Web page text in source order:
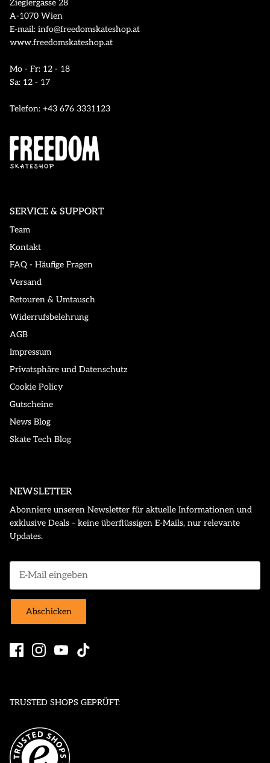
Zieglergasse 28
A-1070 Wien
E-mail: info@freedomskateshop.at
www.freedomskateshop.at
Mo - Fr: 12 - 18
Sa: 12 - 17
Telefon: +43 676 3331123
SERVICE & SUPPORT
Team
Kontakt
FAQ - Häufige Fragen
Versand
Retouren & Umtausch
Widerrufsbelehrung
AGB
Impressum
Privatsphäre und Datenschutz
Cookie Policy
Gutscheine
News Blog
Skate Tech Blog
NEWSLETTER
Abonniere unseren Newsletter für aktuelle Informationen und
exklusive Deals – keine überflüssigen E-Mails, nur relevante
Updates.
Abschicken
TRUSTED SHOPS GEPRÜFT: